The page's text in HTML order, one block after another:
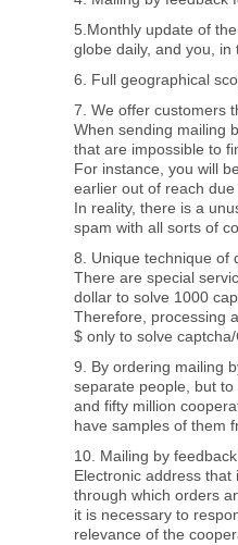
5.Monthly update of
globe daily, and you, in
6. Full geographical
7. We offer customers
When sending mailing
that are impossible to
For instance, you will
earlier out of reach
In reality, there is a
spam with all sorts of
8. Unique technique of
There are special
dollar to solve 1000
Therefore, processing
$ only to solve
9. By ordering mailing
separate people, but
and fifty million
have samples of them
10. Mailing by
Electronic address
through which orders
it is necessary to
relevance of the